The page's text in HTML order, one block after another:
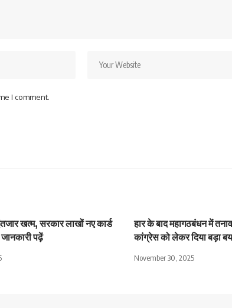
I comment.
खत्म, सरकार लाखों नए कार्ड
जानकारी पढ़ें
हार के बाद महागठबंधन में
कांग्रेस को लेकर दिया बड़ा
November 30, 2025